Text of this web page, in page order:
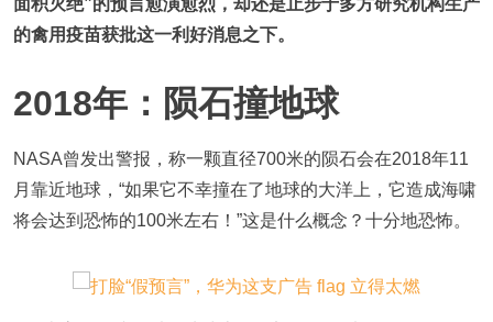
面积灭绝”的预言愈演愈烈，却还是止步于多方研究机构生产
的禽用疫苗获批这一利好消息之下。
2018年：陨石撞地球
NASA曾发出警报，称一颗直径700米的陨石会在2018年11
月靠近地球，“如果它不幸撞在了地球的大洋上，它造成海啸
将会达到恐怖的100米左右！”这是什么概念？十分地恐怖。